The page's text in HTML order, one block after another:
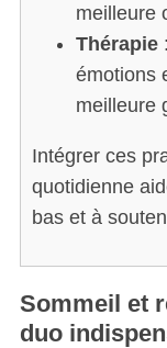
meilleure
Thérapie
émotions
meilleure
Intégrer ces
quotidienne
bas et à
Sommeil et
duo